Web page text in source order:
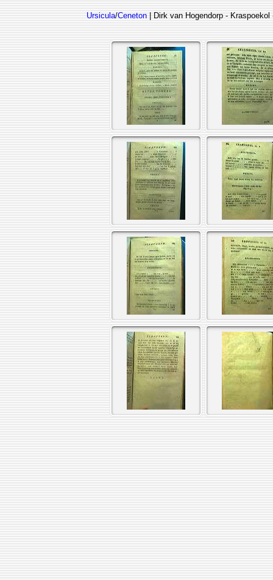
Ursicula/Ceneton| Dirk van Hogendorp -